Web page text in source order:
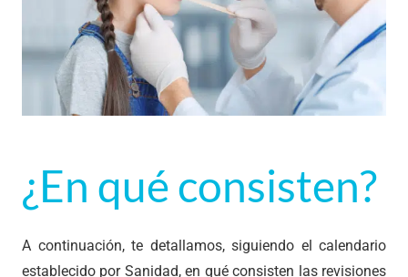
¿En qué consisten?
A continuación, te detallamos, siguiendo el calendario
establecido por Sanidad, en qué consisten las revisiones